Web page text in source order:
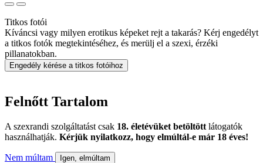
Titkos fotói
Kíváncsi vagy milyen erotikus képeket rejt a takarás? Kérj engedélyt
a titkos fotók megtekintéséhez, és merülj el a szexi, érzéki
pillanatokban.
Engedély kérése a titkos fotóihoz
Felnőtt Tartalom
A szexrandi szolgáltatást csak 18. életévüket betöltött látogatók
használhatják. Kérjük nyilatkozz, hogy elmúltál-e már 18 éves!
Nem múltam Igen, elmúltam